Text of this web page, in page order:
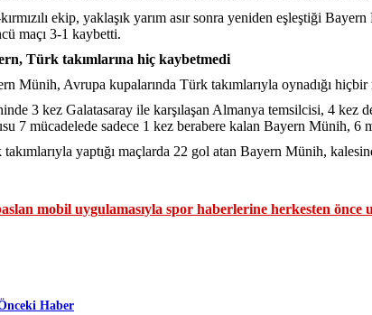
kırmızılı ekip, yaklaşık yarım asır sonra yeniden eşleştiği
maçı 3-1 kaybetti.
Türk takımlarına hiç kaybetmedi
Münih, Avrupa kupalarında Türk takımlarıyla oynadığı hiçbir
3 kez Galatasaray ile karşılaşan Almanya temsilcisi, 4 kez
7 mücadelede sadece 1 kez berabere kalan Bayern Münih, 6
yaptığı maçlarda 22 gol atan Bayern Münih,
mobil uygulamasıyla spor haberlerine herkesten önce
Haber